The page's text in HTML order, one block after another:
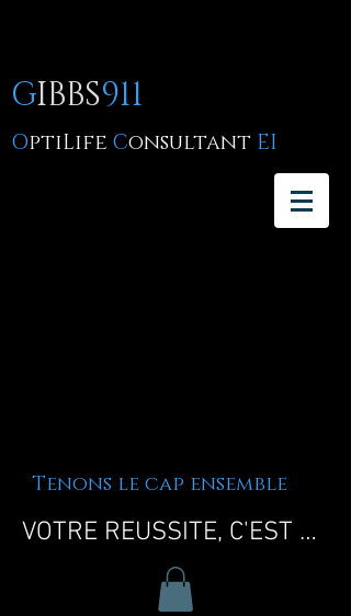
GIBBS911
OptiLife Consultant EI
Tenons le cap ensemble
VOTRE REUSSITE, C'EST MA REUSSITE !